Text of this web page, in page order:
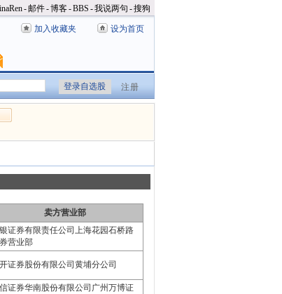
-邮件-博客-BBS -我说两句 -搜狗
加入收藏夹 设为首页
注册
卖方营业部
证券有限责任公司上海花园石桥路
营业部
证券股份有限公司黄埔分公司
证券华南股份有限公司广州万博证